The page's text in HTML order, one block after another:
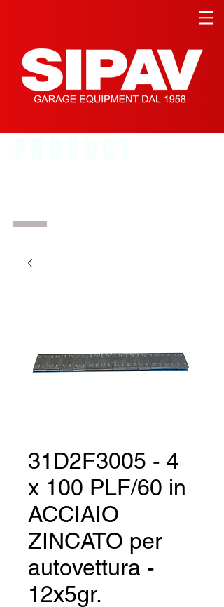
31D2F3005 - 4
x 100 PLF/60 in
ACCIAIO
ZINCATO per
autovettura -
12x5gr.